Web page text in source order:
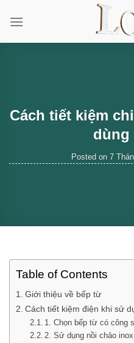
Cách tiết kiệm
dùng
Posted on 7
Table of Contents
Giới thiệu về bếp từ
Cách tiết kiệm điện khi sử
1. Chọn bếp từ có công
2. Sử dụng nồi chảo